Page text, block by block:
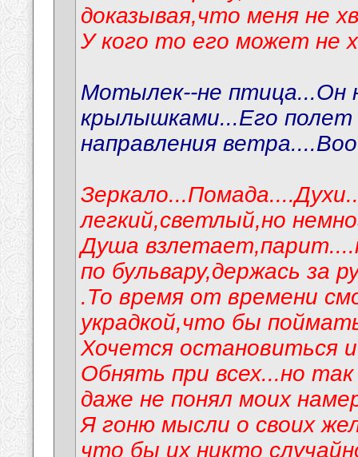
доказывая,что меня не
У кого то его может не
Мотылек--не птица...Он
крылышками...Его
направления
легкий,светлый,но
Душа
по бульвару,держась за
.То время от времени
украдкой,что бы
Хочется остановиться
Обнять при всех...но
даже не понял моих
Я гоню мысли о своих
что бы их никто